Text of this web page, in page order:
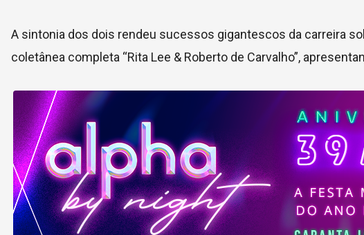
A sintonia dos dois rendeu sucessos gigantescos da carreira
coletânea completa “Rita Lee & Roberto de Carvalho”,